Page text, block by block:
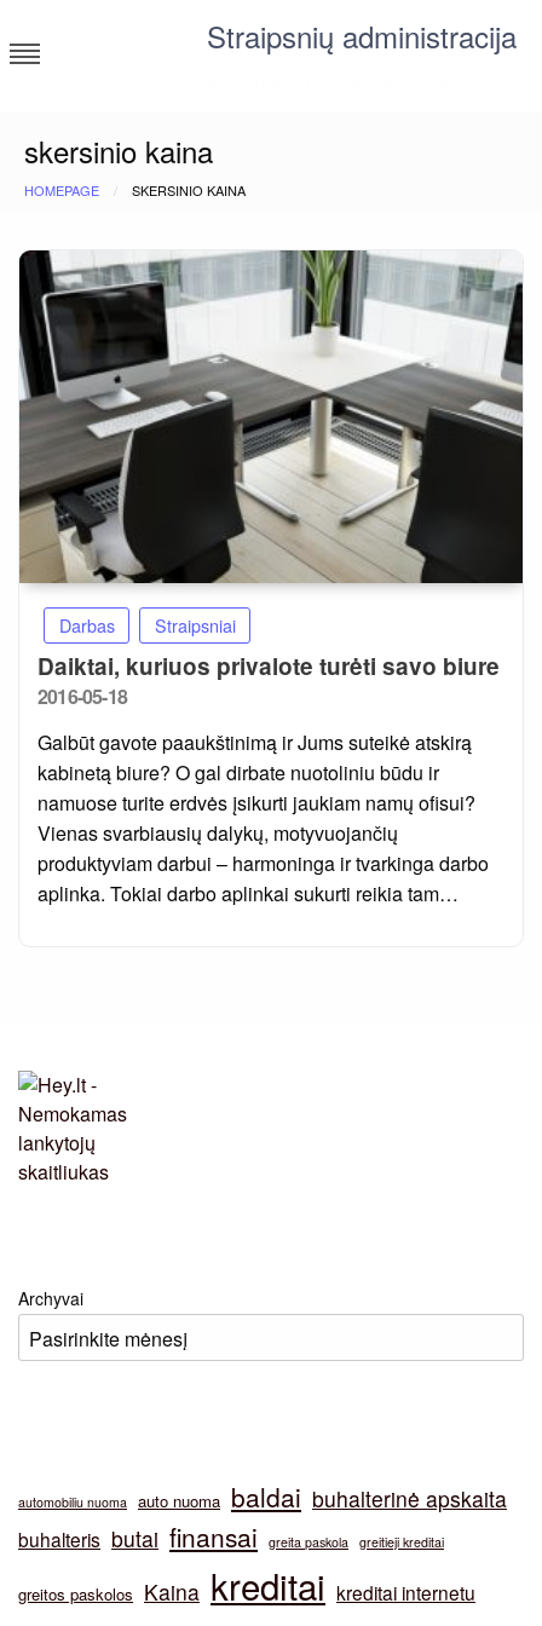
to
content
Straipsnių administracija
skersinio kaina
HOMEPAGE SKERSINIO KAINA
Darbas Straipsniai
Daiktai, kuriuos privalote turėti savo biure
Posted
2016-05-18
Galbūt gavote paaukštinimą ir Jums suteikė atskirą
kabinetą biure? O gal dirbate nuotoliniu būdu ir
namuose turite erdvės įsikurti jaukiam namų ofisui?
Vienas svarbiausių dalykų, motyvuojančių
produktyviam darbui – harmoninga ir tvarkinga darbo
aplinka. Tokiai darbo aplinkai sukurti reikia tam…
Archyvai
automobiliu nuoma auto nuoma baldai buhalterinė apskaita
buhalteris butai finansai greita paskola greitieji kreditai
greitos paskolos Kaina kreditai kreditai internetu